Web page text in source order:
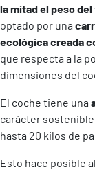
la mitad el peso
optado por una
ecológica creada
que respecta a la
dimensiones del
El coche tiene una
carácter
hasta 20 kilos de
Esto hace posible